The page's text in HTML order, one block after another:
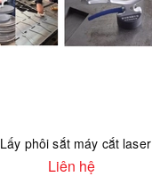
Lấy phôi sắt máy cắt laser
Liên hệ